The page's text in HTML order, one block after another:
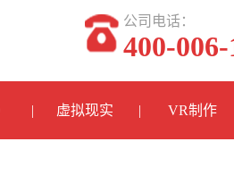
公司电话：
400-
虚拟现实 VR制作